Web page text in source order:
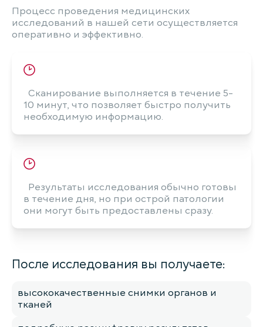
Процесс проведения медицинских
исследований в нашей сети осуществляется
оперативно и эффективно.
Сканирование выполняется в течение 5-
10 минут, что позволяет быстро получить
необходимую информацию.
Результаты исследования обычно готовы
в течение дня, но при острой патологии
они могут быть предоставлены сразу.
После исследования вы получаете:
высококачественные снимки органов и
тканей